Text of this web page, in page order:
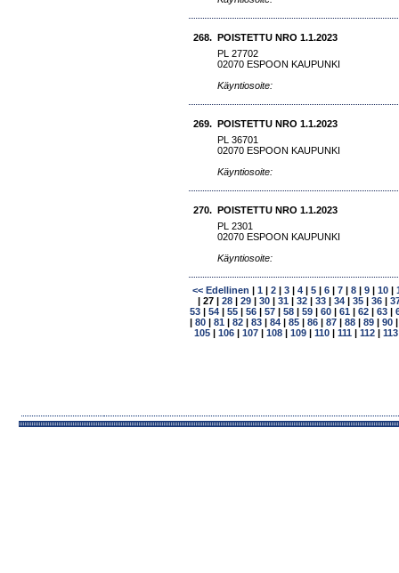
268. POISTETTU NRO 1.1.2023
PL 27702
02070 ESPOON KAUPUNKI
Käyntiosoite:
269. POISTETTU NRO 1.1.2023
PL 36701
02070 ESPOON KAUPUNKI
Käyntiosoite:
270. POISTETTU NRO 1.1.2023
PL 2301
02070 ESPOON KAUPUNKI
Käyntiosoite:
<< Edellinen | 1| 2| 3| 4| 5| 6| 7| 8| 9| 10|
| 27| 28| 29| 30| 31| 32| 33| 34| 35| 36|
53| 54| 55| 56| 57| 58| 59| 60| 61| 62| 63|
| 80| 81| 82| 83| 84| 85| 86| 87| 88| 89| 90
105| 106| 107| 108| 109| 110| 111| 112| 113